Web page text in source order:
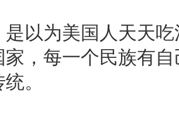
以为美国人天天
家，每一个民族有
。